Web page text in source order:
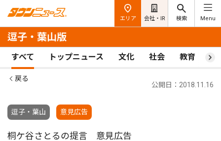
エリア 会社・IR 検索 Menu
逗子・葉山版
すべて トップニュース 文化 社会 教育 ス
戻る
逗子・葉山 意見広告
公開日：2018.11.16
桐ケ谷さとるの提言 意見広告